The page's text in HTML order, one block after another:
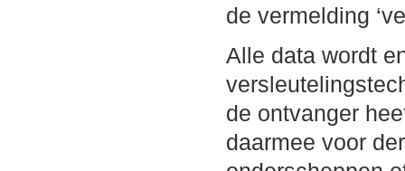
de vermelding
Alle data wordt
de ontvanger
daarmee voor